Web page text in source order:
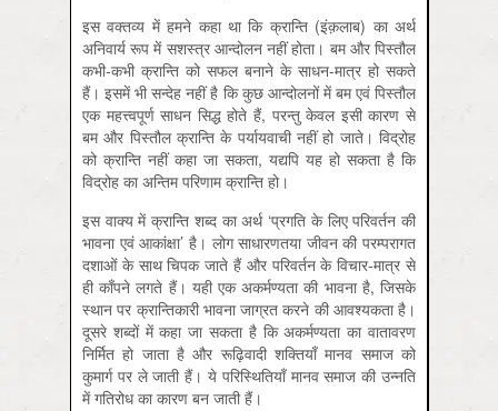
इस वक्तव्य में हमने कहा था कि क्रान्ति (इंक़लाब) का अर्थ
अनिवार्य रूप में सशस्त्र आन्दोलन नहीं होता। बम और पिस्तौल
कभी-कभी क्रान्ति को सफल बनाने के साधन-मात्र हो सकते
हैं। इसमें भी सन्देह नहीं है कि कुछ आन्दोलनों में बम एवं पिस्तौल
एक महत्त्वपूर्ण साधन सिद्ध होते हैं, परन्तु केवल इसी कारण से
बम और पिस्तौल क्रान्ति के पर्यायवाची नहीं हो जाते। विद्रोह
को क्रान्ति नहीं कहा जा सकता, यद्यपि यह हो सकता है कि
विद्रोह का अन्तिम परिणाम क्रान्ति हो।
इस वाक्य में क्रान्ति शब्द का अर्थ ‘प्रगति के लिए परिवर्तन की
भावना एवं आकांक्षा’ है। लोग साधारणतया जीवन की परम्परागत
दशाओं के साथ चिपक जाते हैं और परिवर्तन के विचार-मात्र से
ही काँपने लगते हैं। यही एक अकर्मण्यता की भावना है, जिसके
स्थान पर क्रान्तिकारी भावना जाग्रत करने की आवश्यकता है।
दूसरे शब्दों में कहा जा सकता है कि अकर्मण्यता का वातावरण
निर्मित हो जाता है और रूढ़िवादी शक्तियाँ मानव समाज को
कुमार्ग पर ले जाती हैं। ये परिस्थितियाँ मानव समाज की उन्नति
में गतिरोध का कारण बन जाती हैं।